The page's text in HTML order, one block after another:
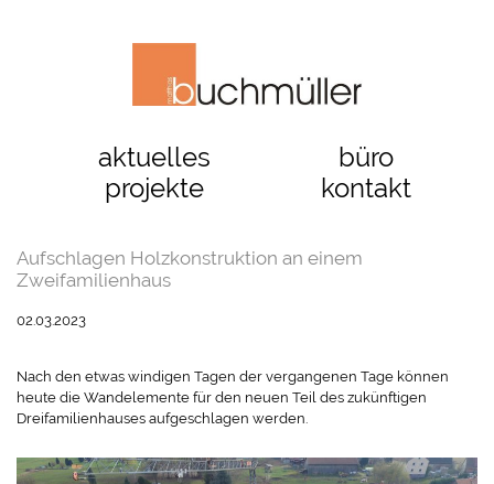
aktuelles
büro
projekte
kontakt
Aufschlagen Holzkonstruktion an einem
Zweifamilienhaus
02.03.2023
Nach den etwas windigen Tagen der vergangenen Tage können
heute die Wandelemente für den neuen Teil des zukünftigen
Dreifamilienhauses aufgeschlagen werden.